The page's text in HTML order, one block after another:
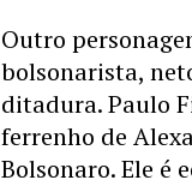
Outro
bolsonarista,
ditadura. Paulo
ferrenho de
Bolsonaro. Ele é